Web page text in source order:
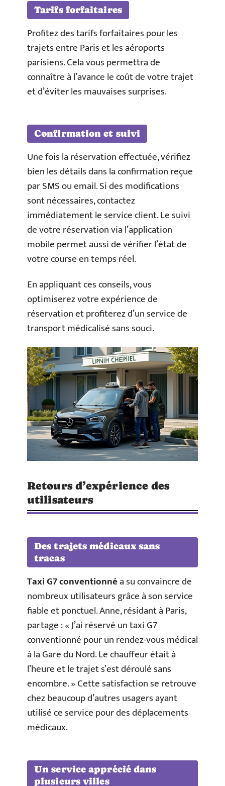
Tarifs forfaitaires
Profitez des tarifs forfaitaires pour les
trajets entre Paris et les aéroports
parisiens. Cela vous permettra de
connaître à l’avance le coût de votre trajet
et d’éviter les mauvaises surprises.
Confirmation et suivi
Une fois la réservation effectuée, vérifiez
bien les détails dans la confirmation reçue
par SMS ou email. Si des modifications
sont nécessaires, contactez
immédiatement le service client. Le suivi
de votre réservation via l’application
mobile permet aussi de vérifier l’état de
votre course en temps réel.
En appliquant ces conseils, vous
optimiserez votre expérience de
réservation et profiterez d’un service de
transport médicalisé sans souci.
Retours d’expérience des
utilisateurs
Des trajets médicaux sans
tracas
Taxi G7 conventionnéa su convaincre de
nombreux utilisateurs grâce à son service
fiable et ponctuel. Anne, résidant à Paris,
partage : « J’ai réservé un taxi G7
conventionné pour un rendez-vous médical
à la Gare du Nord. Le chauffeur était à
l’heure et le trajet s’est déroulé sans
encombre. » Cette satisfaction se retrouve
chez beaucoup d’autres usagers ayant
utilisé ce service pour des déplacements
médicaux.
Un service apprécié dans
plusieurs villes